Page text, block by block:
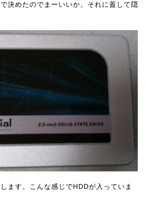
決めたのでまーいいか。それに蓋して隠
ます。こんな感じでHDDが入っていま